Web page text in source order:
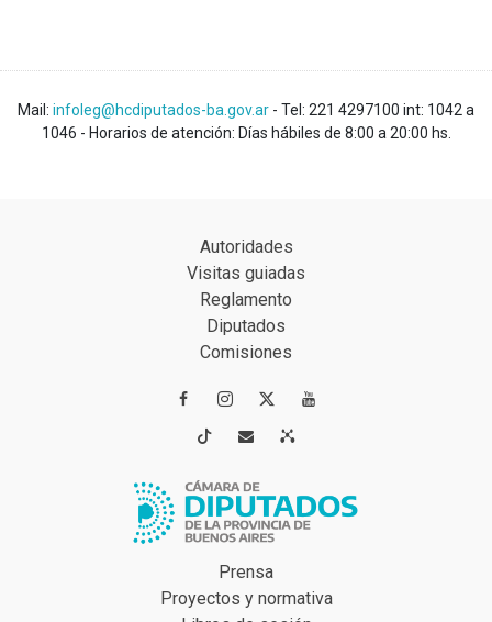
Mail: infoleg@hcdiputados-ba.gov.ar - Tel: 221 4297100 int: 1042 a
1046 - Horarios de atención: Días hábiles de 8:00 a 20:00 hs.
Autoridades
Visitas guiadas
Reglamento
Diputados
Comisiones
 
 
Prensa
Proyectos y normativa